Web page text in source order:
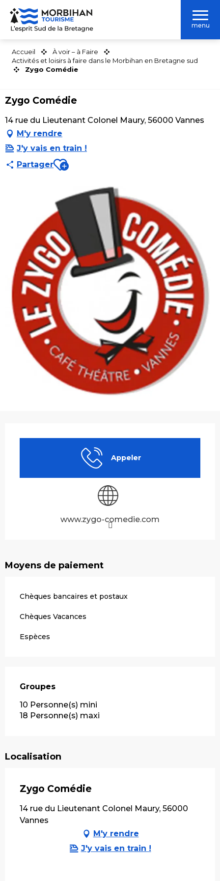
Aller
contenu
menu
Accueil
À voir – à Faire
Activités et loisirs à faire dans le Morbihan en Bretagne sud
Zygo Comédie
Zygo Comédie
14 rue du Lieutenant Colonel Maury, 56000 Vannes
M'y rendre
J'y vais en train !
PartagerAjouter aux favoris
Appeler
www.zygo-comedie.com
Moyens de paiement
Chèques bancaires et postaux
Chèques Vacances
Espèces
Groupes
Groupes
10 Personne(s) mini
18 Personne(s) maxi
Localisation
Zygo Comédie
14 rue du Lieutenant Colonel Maury, 56000
Vannes
M'y rendre
J'y vais en train !